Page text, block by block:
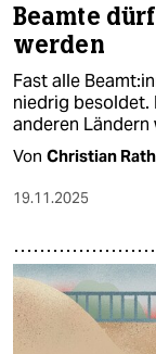
Be­am­te
werden
Fast alle
niedrig besoldet.
anderen Ländern
Von Christian Rath
19.11.2025